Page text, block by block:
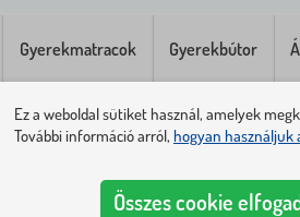
Gyerekmatracok Gyerekbútor
Ez a weboldal sütiket használ, amelyek
További információ arról, hogyan használjuk
Összes cookie